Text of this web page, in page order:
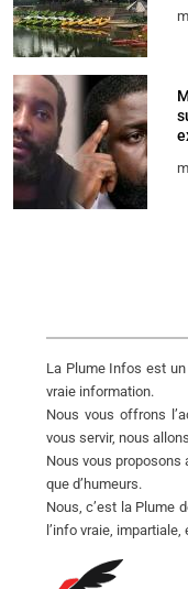
La Plume Infos est
vraie information.
Nous vous offrons
vous servir, nous
Nous vous
que d’humeurs.
Nous, c’est la Plume
l’info vraie,